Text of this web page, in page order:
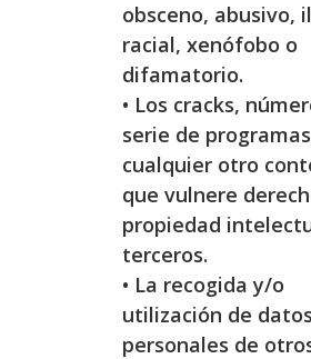
obsceno, abusivo,
racial, xenófobo o
difamatorio.
• Los cracks,
serie de
cualquier otro
que vulnere
propiedad
terceros.
• La recogida y/o
utilización de datos
personales de